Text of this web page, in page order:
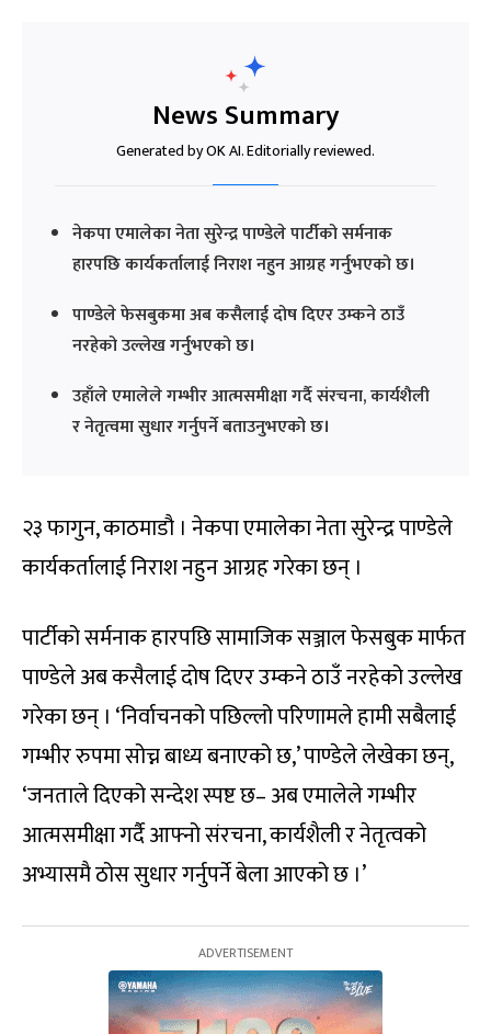
News Summary
Generated by OK AI. Editorially reviewed.
नेकपा एमालेका नेता सुरेन्द्र पाण्डेले पार्टीको सर्मनाक
हारपछि कार्यकर्तालाई निराश नहुन आग्रह गर्नुभएको छ।
पाण्डेले फेसबुकमा अब कसैलाई दोष दिएर उम्कने ठाउँ
नरहेको उल्लेख गर्नुभएको छ।
उहाँले एमालेले गम्भीर आत्मसमीक्षा गर्दै संरचना, कार्यशैली
र नेतृत्वमा सुधार गर्नुपर्ने बताउनुभएको छ।
२३ फागुन, काठमाडौ । नेकपा एमालेका नेता सुरेन्द्र पाण्डेले
कार्यकर्तालाई निराश नहुन आग्रह गरेका छन् ।
पार्टीको सर्मनाक हारपछि सामाजिक सञ्जाल फेसबुक मार्फत
पाण्डेले अब कसैलाई दोष दिएर उम्कने ठाउँ नरहेको उल्लेख
गरेका छन् । ‘निर्वाचनको पछिल्लो परिणामले हामी सबैलाई
गम्भीर रुपमा सोच्न बाध्य बनाएको छ,’ पाण्डेले लेखेका छन्,
‘जनताले दिएको सन्देश स्पष्ट छ– अब एमालेले गम्भीर
आत्मसमीक्षा गर्दै आफ्नो संरचना, कार्यशैली र नेतृत्वको
अभ्यासमै ठोस सुधार गर्नुपर्ने बेला आएको छ ।’